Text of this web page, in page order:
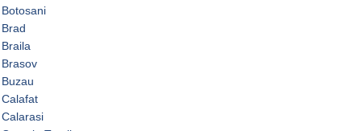
Botosani
Brad
Braila
Brasov
Buzau
Calafat
Calarasi